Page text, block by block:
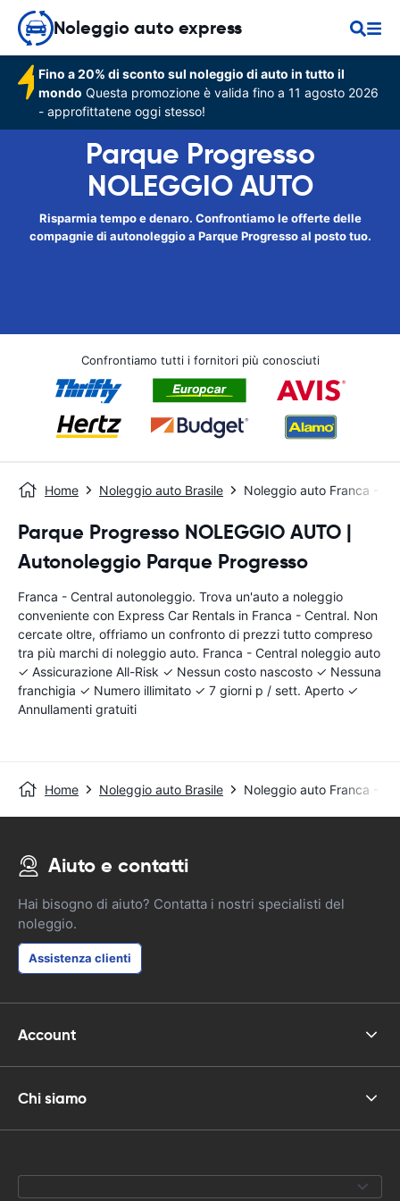
Noleggio auto express
Fino a 20% di sconto sul noleggio di auto in tutto il
mondo Questa promozione è valida fino a 11 agosto 2026
- approfittatene oggi stesso!
Parque Progresso
NOLEGGIO AUTO
Risparmia tempo e denaro. Confrontiamo le offerte delle
compagnie di autonoleggio a Parque Progresso al posto tuo.
Confrontiamo tutti i fornitori più conosciuti
Home Noleggio auto Brasile Noleggio auto Franca -
Parque Progresso NOLEGGIO AUTO |
Autonoleggio Parque Progresso
Franca - Central autonoleggio. Trova un'auto a noleggio
conveniente con Express Car Rentals in Franca - Central. Non
cercate oltre, offriamo un confronto di prezzi tutto compreso
tra più marchi di noleggio auto. Franca - Central noleggio auto
✓ Assicurazione All-Risk ✓ Nessun costo nascosto ✓ Nessuna
franchigia ✓ Numero illimitato ✓ 7 giorni p / sett. Aperto ✓
Annullamenti gratuiti
Home Noleggio auto Brasile Noleggio auto Franca -
Aiuto e contatti
Hai bisogno di aiuto? Contatta i nostri specialisti del
noleggio.
Assistenza clienti
Account
Chi siamo